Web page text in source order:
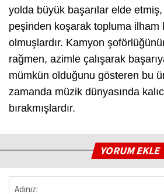
yolda büyük başarılar elde
peşinden koşarak topluma ilham
olmuşlardır. Kamyon
rağmen, azimle çalışarak
mümkün olduğunu gösteren bu
zamanda müzik dünyasında
bırakmışlardır.
YORUM EKLE